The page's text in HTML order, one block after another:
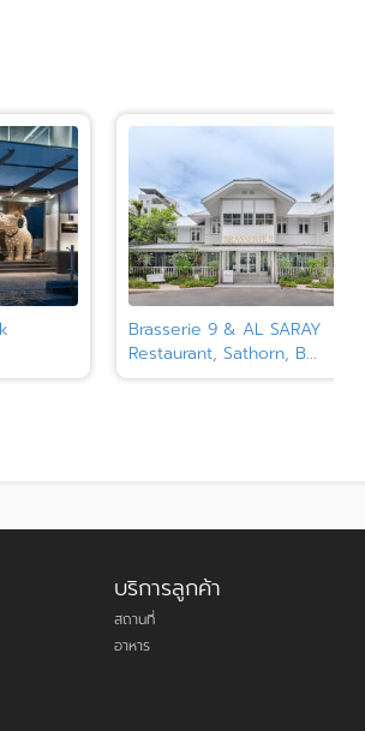
Brasserie 9 & AL SARAY
Restaurant, Sathorn, B...
บริการลูกค้า
สถานที่
อาหาร